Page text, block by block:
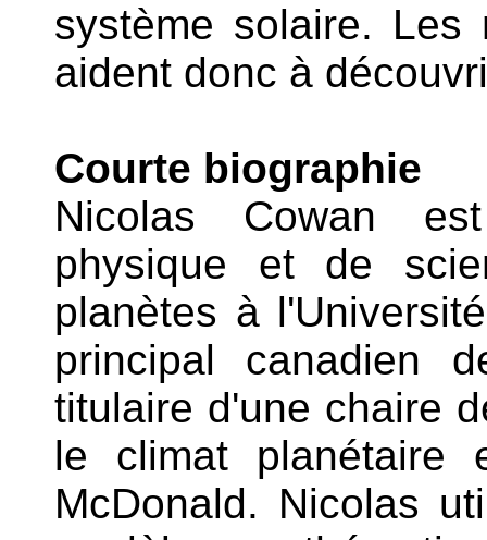
système solaire. Les
aident donc à
Courte biographie
Nicolas Cowan
physique et de
planètes à
principal canadien
titulaire d'une chaire
le climat planétaire
McDonald. Nicolas